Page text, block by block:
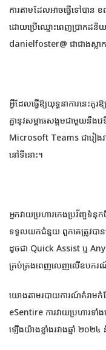
ការតាមដែលអាចធ្វើទៅបា
ដោយប្រើឈ្មោះពេញប្រាកដ
danielfoster@ ជាជាងស្ល
អ្វីដែលធ្វើឱ្យយុទ្ធនាការនេ
គ្នានូវសម្ពាធសង្គមជាមួយនឹងវ
Microsoft Teams ជារៀងរ
នៅទីនោះ។
អ្នកវាយប្រហារកេងប្រវ័ញ្ចទំ
ទទួលយកជំនួយ ពួកគេត្រូវបាន
ដូចជា Quick Assist ឬ
គ្រប់គ្រងពេញលេញលើឧបករ
យោងតាមរបាយការណ៍គំរាម
eSentire ការវាយប្រហារទ
ឡើងយ៉ាងខ្លាំងរវាងឆ្នាំ ២០២